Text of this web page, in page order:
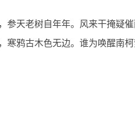
参天老树自年年。风来干掩疑催
寒鸦古木色无边。谁为唤醒南柯